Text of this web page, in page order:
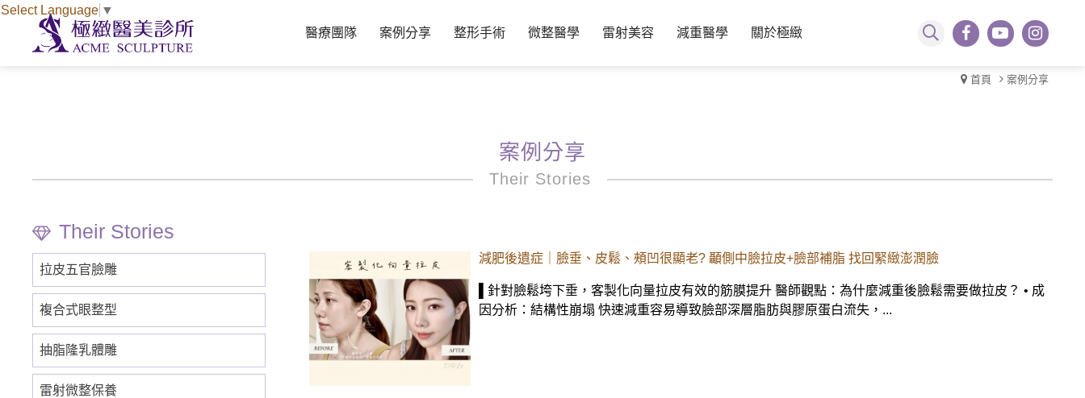
Select Language ▼
醫療團隊
案例分享 整形手術 微整醫學 雷射美容 減重醫學 關於極緻
首頁 案例分享
案例分享
Their Stories
拉皮五官臉雕
複合式眼整型
抽脂隆乳體雕
雷射微整保養
減肥後遺症｜臉垂、皮鬆、頰凹很顯老? 顳側中臉拉皮+臉部補脂 找回緊緻澎潤臉
▌針對臉鬆垮下垂，客製化向量拉皮有效的筋膜提升 醫師觀點：為什麼減重後臉鬆需要做拉皮？ • 成
因分析：結構性崩塌 快速減重容易導致臉部深層脂肪與膠原蛋白流失，...